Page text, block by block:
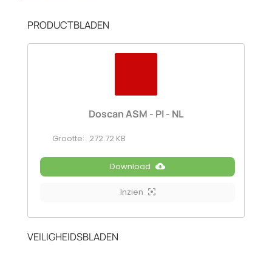
PRODUCTBLADEN
Doscan ASM - PI - NL
Grootte: 272.72 KB
Download
Inzien
VEILIGHEIDSBLADEN